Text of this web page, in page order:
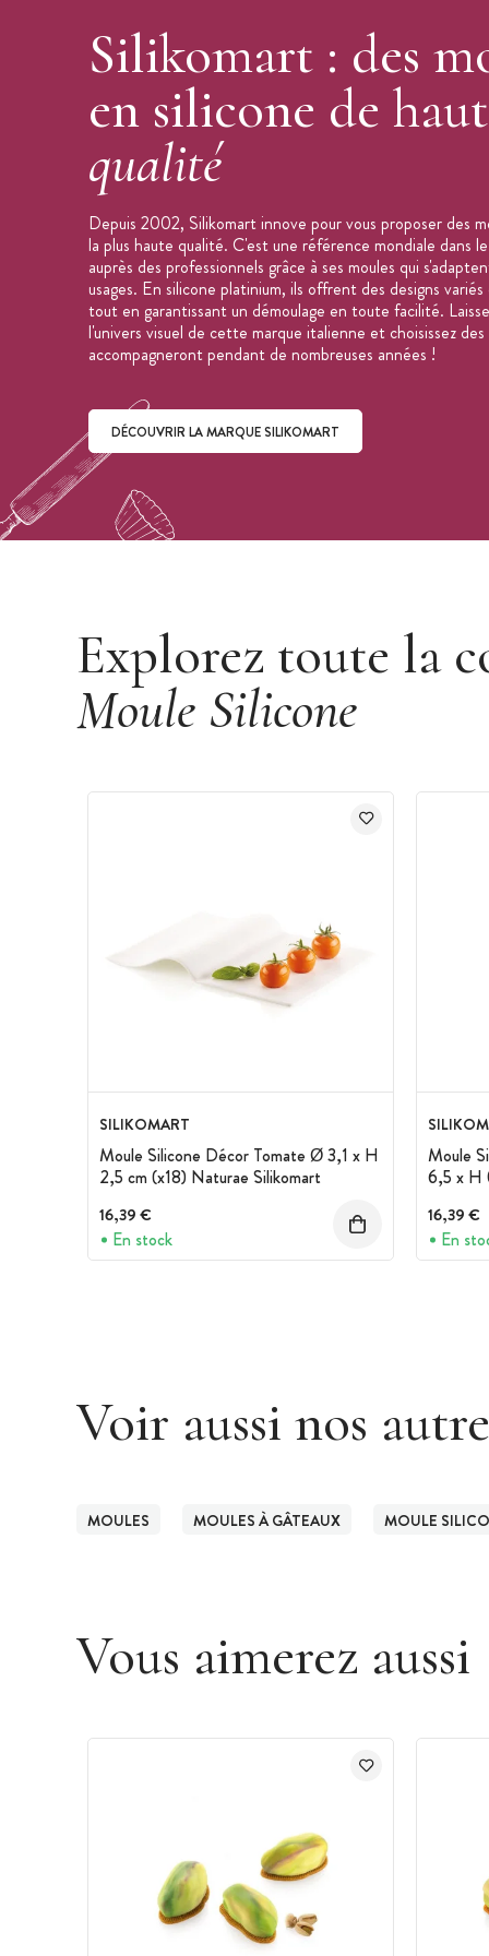
Marque :Silikomart
Silikomart : des
en silicone de
qualité
Depuis 2002, Silikomart innove pour vous proposer des
la plus haute qualité. C'est une référence mondiale dans
auprès des professionnels grâce à ses moules qui
usages. En silicone platinium, ils offrent des designs
tout en garantissant un démoulage en toute facilité.
l'univers visuel de cette marque italienne et choisissez des
accompagneront pendant de nombreuses années !
DÉCOUVRIR LA MARQUE SILIKOMART
Explorez toute la
Moule Silicone
SILIKOMART
Moule Silicone Décor Tomate Ø 3,1 x H
2,5 cm (x18) Naturae Silikomart
16,39 €
En stock
Moule
6,5 x H
16,39 €
En
Voir aussi nos
MOULES MOULES À GÂTEAUX MOULE
Vous aimerez aussi